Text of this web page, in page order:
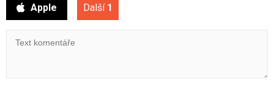
Apple Další 1